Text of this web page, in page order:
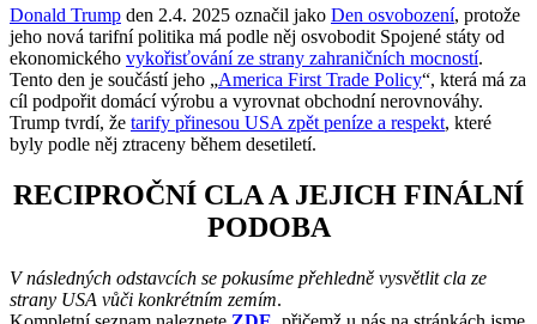
Donald Trump den 2.4. 2025 označil jako Den osvobození, protože
jeho nová tarifní politika má podle něj osvobodit Spojené státy od
ekonomického vykořisťování ze strany zahraničních mocností.
Tento den je součástí jeho „America First Trade Policy“, která má za
cíl podpořit domácí výrobu a vyrovnat obchodní nerovnováhy.
Trump tvrdí, že tarify přinesou USA zpět peníze a respekt, které
byly podle něj ztraceny během desetiletí.
RECIPROČNÍ CLA A JEJICH FINÁLNÍ
PODOBA
V následných odstavcích se pokusíme přehledně vysvětlit cla ze
strany USA vůči konkrétním zemím.